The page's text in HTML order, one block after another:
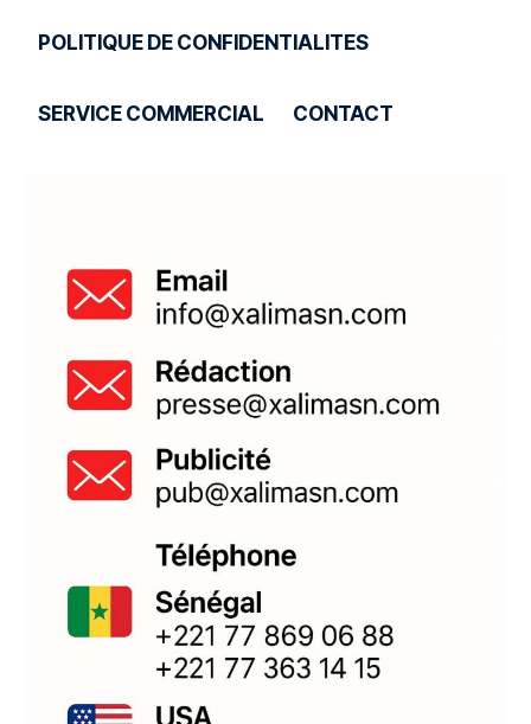
POLITIQUE DE CONFIDENTIALITES
SERVICE COMMERCIAL CONTACT